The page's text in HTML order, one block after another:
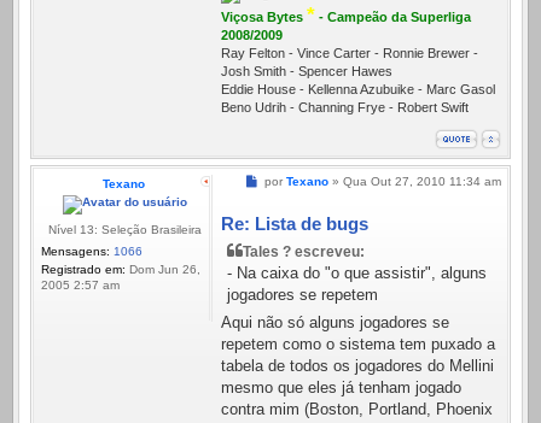
Viçosa Bytes * - Campeão da Superliga
2008/2009
Ray Felton - Vince Carter - Ronnie Brewer -
Josh Smith - Spencer Hawes
Eddie House - Kellenna Azubuike - Marc Gasol
Beno Udrih - Channing Frye - Robert Swift
Texano
Nível 13: Seleção Brasileira
Mensagens: 1066
Registrado em: Dom Jun 26,
2005 2:57 am
Mensagem
por Texano » Qua Out 27, 2010 11:34 am
Re: Lista de bugs
Tales ? escreveu:
- Na caixa do "o que assistir", alguns
jogadores se repetem
Aqui não só alguns jogadores se
repetem como o sistema tem puxado a
tabela de todos os jogadores do Mellini
mesmo que eles já tenham jogado
contra mim (Boston, Portland, Phoenix